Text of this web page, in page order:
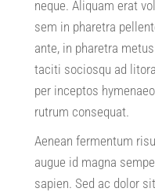
neque.Aliquam erat
sem in pharetra
ante, in pharetra
taciti sociosqu ad
per inceptos
rutrum consequat.
Aenean fermentum
augue id magna
sapien.Sed ac dolor